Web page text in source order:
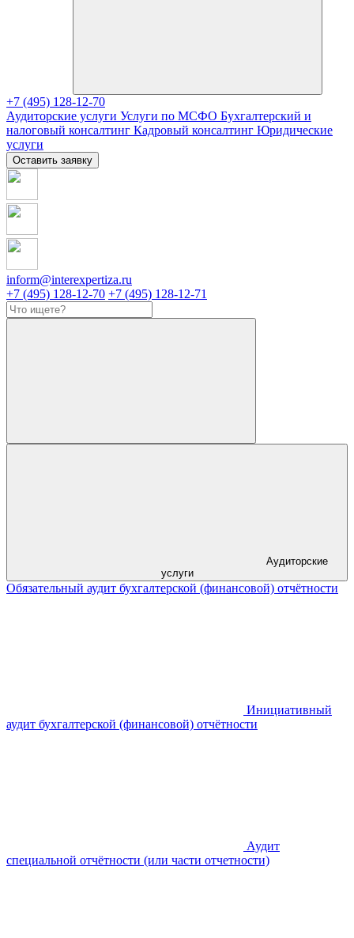
+7 (495) 128-12-70
Аудиторские услуги Услуги по МСФО Бухгалтерский и
налоговый консалтинг Кадровый консалтинг Юридические
услуги
Оставить заявку
inform@interexpertiza.ru
+7 (495) 128-12-70 +7 (495) 128-12-71
услуги
Обязательный аудит бухгалтерской (финансовой) отчётности
Инициативный
аудит бухгалтерской (финансовой) отчётности
Аудит
специальной отчётности (или части отчетности)